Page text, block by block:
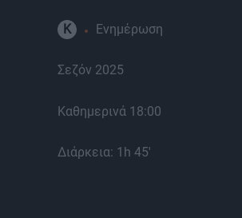
K Ενημέρωση
Σεζόν 2025
Καθημερινά 18:00
Διάρκεια: 1h 45'